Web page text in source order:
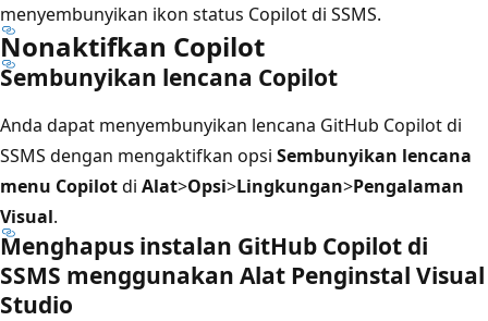
menyembunyikan ikon status Copilot di SSMS.
Nonaktifkan Copilot
Sembunyikan lencana Copilot
Anda dapat menyembunyikan lencana GitHub Copilot di
SSMS dengan mengaktifkan opsi Sembunyikan lencana
menu Copilotdi Alat>Opsi>Lingkungan>Pengalaman
Visual.
Menghapus instalan GitHub Copilot di
SSMS menggunakan Alat Penginstal Visual
Studio